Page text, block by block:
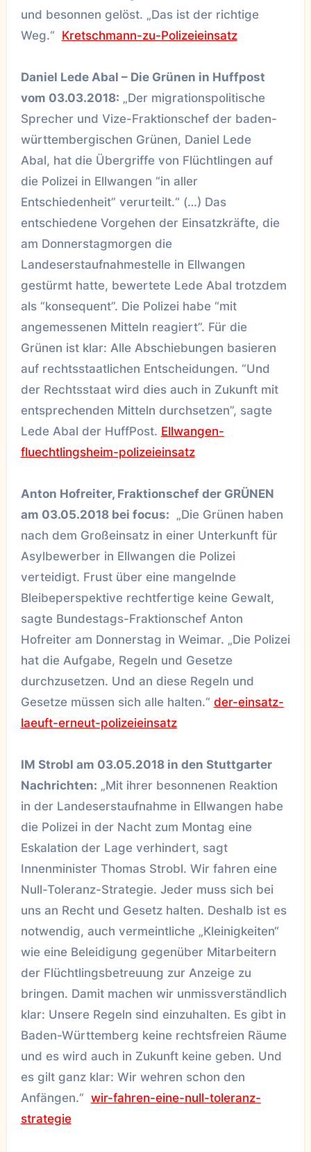
und besonnen gelöst. „Das ist der richtige
Weg.“ Kretschmann-zu-Polizeieinsatz
Daniel Lede Abal – Die Grünen in Huffpost
vom 03.03.2018: „Der migrationspolitische
Sprecher und Vize-Fraktionschef der baden-
württembergischen Grünen, Daniel Lede
Abal, hat die Übergriffe von Flüchtlingen auf
die Polizei in Ellwangen “in aller
Entschiedenheit” verurteilt.“ (…) Das
entschiedene Vorgehen der Einsatzkräfte, die
am Donnerstagmorgen die
Landeserstaufnahmestelle in Ellwangen
gestürmt hatte, bewertete Lede Abal trotzdem
als “konsequent”. Die Polizei habe “mit
angemessenen Mitteln reagiert”. Für die
Grünen ist klar: Alle Abschiebungen basieren
auf rechtsstaatlichen Entscheidungen. “Und
der Rechtsstaat wird dies auch in Zukunft mit
entsprechenden Mitteln durchsetzen”, sagte
Lede Abal der HuffPost. Ellwangen-
fluechtlingsheim-polizeieinsatz
Anton Hofreiter, Fraktionschef der GRÜNEN
am 03.05.2018 bei focus: „Die Grünen haben
nach dem Großeinsatz in einer Unterkunft für
Asylbewerber in Ellwangen die Polizei
verteidigt. Frust über eine mangelnde
Bleibeperspektive rechtfertige keine Gewalt,
sagte Bundestags-Fraktionschef Anton
Hofreiter am Donnerstag in Weimar. „Die Polizei
hat die Aufgabe, Regeln und Gesetze
durchzusetzen. Und an diese Regeln und
Gesetze müssen sich alle halten.“ der-einsatz-
laeuft-erneut-polizeieinsatz
IM Strobl am 03.05.2018 in den Stuttgarter
Nachrichten: „Mit ihrer besonnenen Reaktion
in der Landeserstaufnahme in Ellwangen habe
die Polizei in der Nacht zum Montag eine
Eskalation der Lage verhindert, sagt
Innenminister Thomas Strobl. Wir fahren eine
Null-Toleranz-Strategie. Jeder muss sich bei
uns an Recht und Gesetz halten. Deshalb ist es
notwendig, auch vermeintliche „Kleinigkeiten“
wie eine Beleidigung gegenüber Mitarbeitern
der Flüchtlingsbetreuung zur Anzeige zu
bringen. Damit machen wir unmissverständlich
klar: Unsere Regeln sind einzuhalten. Es gibt in
Baden-Württemberg keine rechtsfreien Räume
und es wird auch in Zukunft keine geben. Und
es gilt ganz klar: Wir wehren schon den
Anfängen.“ wir-fahren-eine-null-toleranz-
strategie